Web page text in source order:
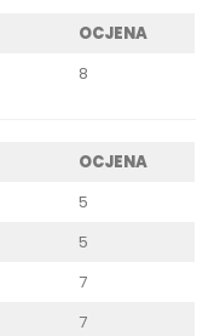
OCJENA
8
OCJENA
5
5
7
7